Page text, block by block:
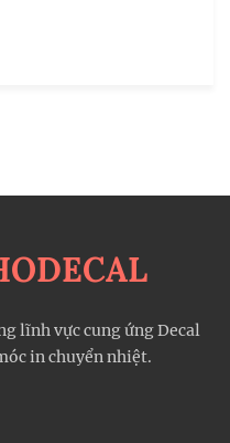
lĩnh vực cung ứng Decal
in chuyển nhiệt.